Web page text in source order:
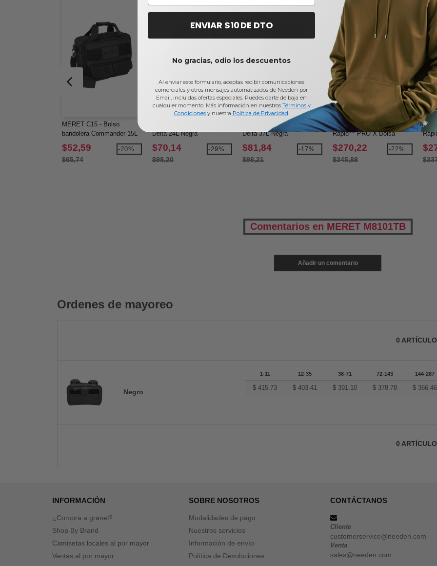
MERET C15 - Bolso
bandolera Commander 15L
negro
$52,59
$65,74
-20%
Delta 24L Negra
$70,14
$98,20
-29%
MERET DL37 - Mochila
Delta 37L Negra
$81,84
$98,21
-17%
MERET M10101F-M -
Rapid™ PRO X Bolsa
mochila roja
$270,22
$345,88
-22%
Comentarios en MERET M8101TB
Añadir un comentario
Ordenes de mayoreo
0
Negro
1-11 12-35 36-71 72-143 144-287
$415.73 $403.41 $ 391.10 $ 378.78 $ 366.46
0
INFORMACIÓN
¿Compra a granel?
Shop By Brand
Camisetas locales al por mayor
Ventas al por mayor
SOBRE NOSOTROS
Modalidades de pago
Nuestros servicios
Información de envío
Política de Devoluciones
CONTÁCTANOS
Cliente
customerservice@needen.com
Venta
sales@needen.com
ENVIAR $10 DE DTO
No gracias, odio los descuentos
Al enviar este formulario, aceptas recibir comunicaciones
comerciales y otros mensajes automatizados de Needen por
Email, incluidas ofertas especiales. Puedes darte de baja en
cualquier momento. Más información en nuestros Términos y
Condicionesy nuestra Política de Privacidad.